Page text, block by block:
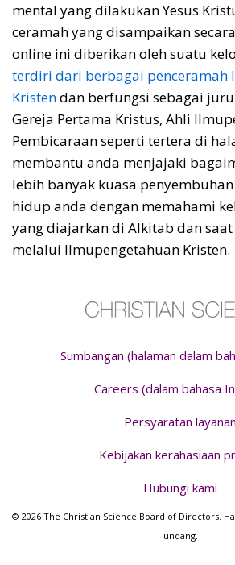
mental yang dilakukan Yesus
ceramah yang disampaikan
online ini diberikan oleh suatu
terdiri dari berbagai penceramah
Kristendan berfungsi sebagai
Gereja Pertama Kristus, Ahli
Pembicaraan seperti tertera di
membantu anda menjajaki
lebih banyak kuasa
hidup anda dengan memahami
yang diajarkan di Alkitab dan
melalui Ilmupengetahuan Kristen.
Sumbangan (halaman dalam
Careers (dalam bahasa
Persyaratan layanan
Kebijakan kerahasiaan
Hubungi kami
© 2026 The Christian Science Board of Directors.
undang.